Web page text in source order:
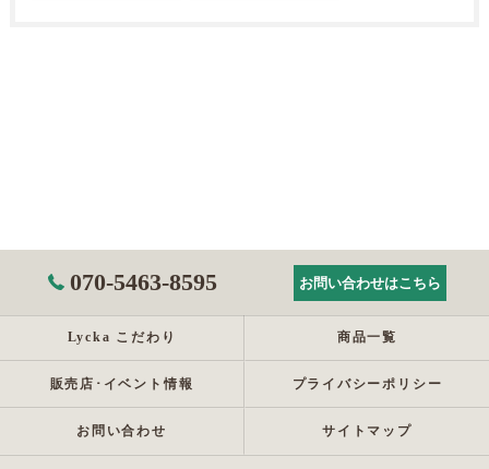
070-5463-8595 お問い合わせはこちら
Lycka こだわり 商品一覧
販売店･イベント情報 プライバシーポリシー
お問い合わせ サイトマップ